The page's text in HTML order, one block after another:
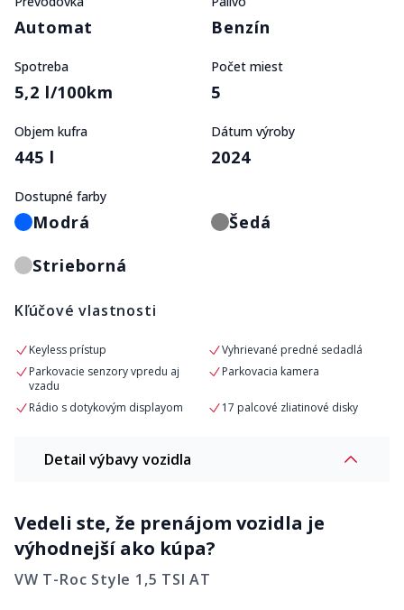
Automat Benzín
Spotreba
5,2 l/100km
Počet miest
5
Objem kufra
445 l
Dátum výroby
2024
Dostupné farby
Modrá
Šedá
Strieborná
Kľúčové vlastnosti
Keyless prístup
Vyhrievané predné sedadlá
Parkovacie senzory vpredu aj
vzadu
Parkovacia kamera
Rádio s dotykovým displayom 17 palcové zliatinové disky
Detail výbavy vozidla
Vedeli ste, že prenájom vozidla je
výhodnejší ako kúpa?
VW T-Roc Style 1,5 TSI AT